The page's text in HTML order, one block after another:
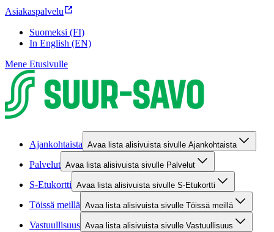
Asiakaspalvelu
Suomeksi (FI)
In English (EN)
Mene Etusivulle
Ajankohtaista Avaa lista alisivuista sivulle Ajankohtaista
Palvelut Avaa lista alisivuista sivulle Palvelut
S-Etukortti Avaa lista alisivuista sivulle S-Etukortti
Töissä meillä Avaa lista alisivuista sivulle Töissä meillä
Vastuullisuus Avaa lista alisivuista sivulle Vastuullisuus